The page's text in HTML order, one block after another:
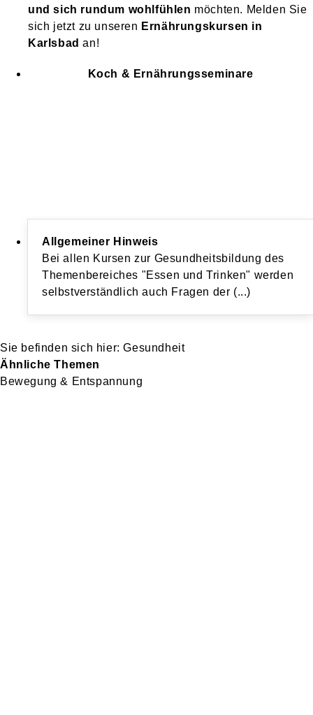
und sich rundum wohlfühlen möchten. Melden Sie
sich jetzt zu unseren Ernährungskursen in
Karlsbad an!
Koch & Ernährungsseminare
Allgemeiner Hinweis
Bei allen Kursen zur Gesundheitsbildung des
Themenbereiches "Essen und Trinken" werden
selbstverständlich auch Fragen der (...)
Gesundheit
Ähnliche Themen
Bewegung & Entspannung